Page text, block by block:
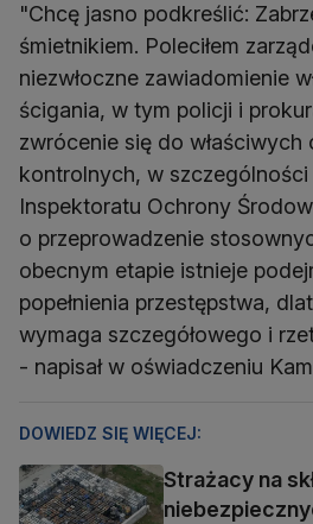
"Chcę jasno podkreślić:
śmietnikiem. Poleciłem
niezwłoczne zawiadomienie
ścigania, w tym policji i
zwrócenie się do właściwych
kontrolnych, w
Inspektoratu Ochrony
o przeprowadzenie
obecnym etapie istnieje
popełnienia przestępstwa,
wymaga szczegółowego i
- napisał w oświadczeniu
DOWIEDZ SIĘ WIĘCEJ:
Strażacy na